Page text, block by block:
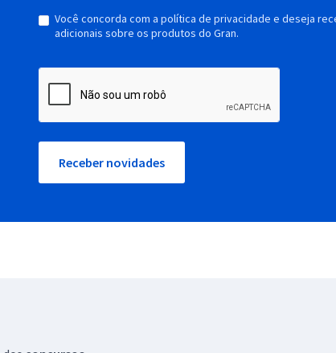
Você concorda com a política de privacidade e deseja
adicionais sobre os produtos do Gran.
Receber novidades